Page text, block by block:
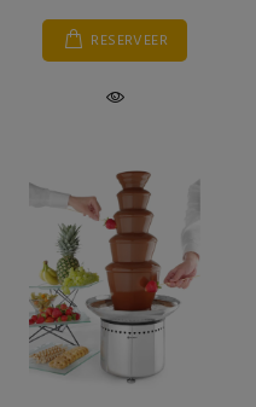
RESERVEER